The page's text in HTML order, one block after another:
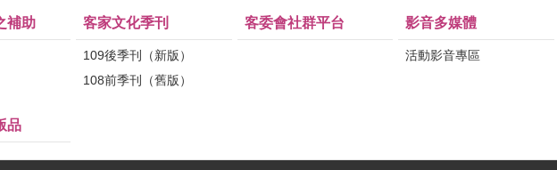
補助 客家文化季刊
109後季刊（新版）
108前季刊（舊版）
客委會社群平台 影音多媒體
活動影音專區
品